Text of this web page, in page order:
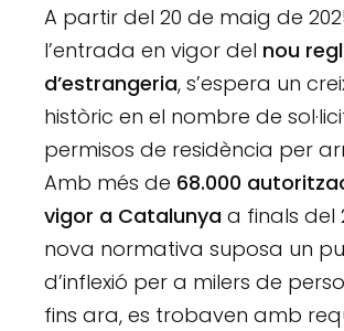
A partir del 20 de maig de
l’entrada en vigor del nou
d’estrangeria, s’espera un
històric en el nombre de
permisos de residència per
Amb més de 68.000
vigor a Catalunya a finals del
nova normativa suposa un
d’inflexió per a milers de
fins ara, es trobaven amb